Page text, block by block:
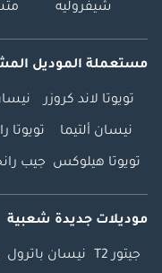
شيفروليه
مستعملة الموديل
تويوتا لاند كروزر
نيسان ألتيما تويوتا
تويوتا هيلوكس جيب
موديلات جديدة شعبية
جيتور T2 نيسان باترول